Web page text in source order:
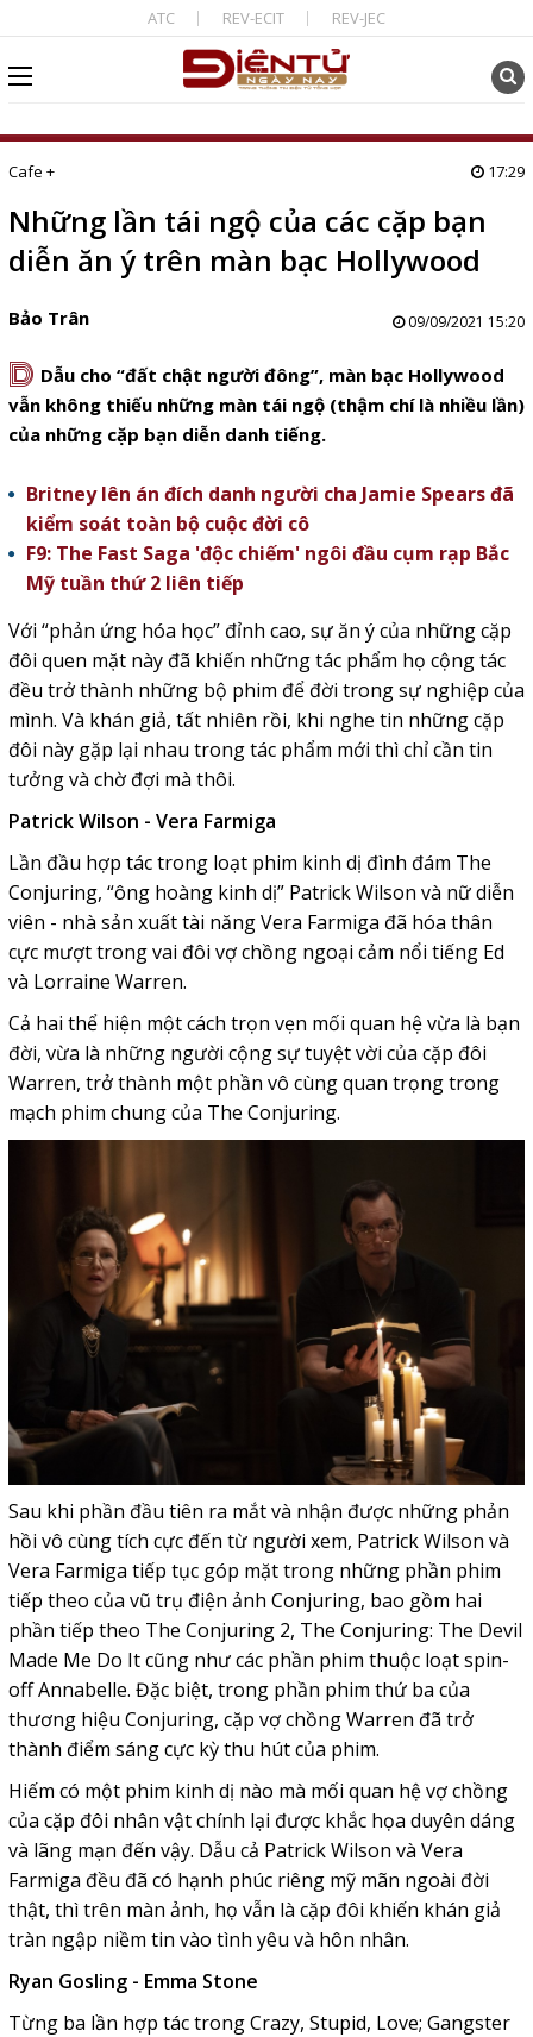
ATC REV-ECIT REV-JEC
Cafe + 17:29
Những lần tái ngộ của các cặp bạn
diễn ăn ý trên màn bạc Hollywood
Bảo Trân 09/09/2021 15:20
D Dẫu cho “đất chật người đông”, màn bạc Hollywood
vẫn không thiếu những màn tái ngộ (thậm chí là nhiều lần)
của những cặp bạn diễn danh tiếng.
Britney lên án đích danh người cha Jamie Spears đã
kiểm soát toàn bộ cuộc đời cô
F9: The Fast Saga 'độc chiếm' ngôi đầu cụm rạp Bắc
Mỹ tuần thứ 2 liên tiếp
Với “phản ứng hóa học” đỉnh cao, sự ăn ý của những cặp
đôi quen mặt này đã khiến những tác phẩm họ cộng tác
đều trở thành những bộ phim để đời trong sự nghiệp của
mình. Và khán giả, tất nhiên rồi, khi nghe tin những cặp
đôi này gặp lại nhau trong tác phẩm mới thì chỉ cần tin
tưởng và chờ đợi mà thôi.
Patrick Wilson - Vera Farmiga
Lần đầu hợp tác trong loạt phim kinh dị đình đám The
Conjuring, “ông hoàng kinh dị” Patrick Wilson và nữ diễn
viên - nhà sản xuất tài năng Vera Farmiga đã hóa thân
cực mượt trong vai đôi vợ chồng ngoại cảm nổi tiếng Ed
và Lorraine Warren.
Cả hai thể hiện một cách trọn vẹn mối quan hệ vừa là bạn
đời, vừa là những người cộng sự tuyệt vời của cặp đôi
Warren, trở thành một phần vô cùng quan trọng trong
mạch phim chung của The Conjuring.
Sau khi phần đầu tiên ra mắt và nhận được những phản
hồi vô cùng tích cực đến từ người xem, Patrick Wilson và
Vera Farmiga tiếp tục góp mặt trong những phần phim
tiếp theo của vũ trụ điện ảnh Conjuring, bao gồm hai
phần tiếp theo The Conjuring 2, The Conjuring: The Devil
Made Me Do It cũng như các phần phim thuộc loạt spin-
off Annabelle. Đặc biệt, trong phần phim thứ ba của
thương hiệu Conjuring, cặp vợ chồng Warren đã trở
thành điểm sáng cực kỳ thu hút của phim.
Hiếm có một phim kinh dị nào mà mối quan hệ vợ chồng
của cặp đôi nhân vật chính lại được khắc họa duyên dáng
và lãng mạn đến vậy. Dẫu cả Patrick Wilson và Vera
Farmiga đều đã có hạnh phúc riêng mỹ mãn ngoài đời
thật, thì trên màn ảnh, họ vẫn là cặp đôi khiến khán giả
tràn ngập niềm tin vào tình yêu và hôn nhân.
Ryan Gosling - Emma Stone
Từng ba lần hợp tác trong Crazy, Stupid, Love; Gangster